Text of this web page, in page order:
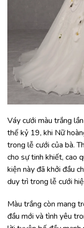
Váy cưới màu trắng
thế kỷ 19, khi Nữ
trong lễ cưới của bà.
cho sự tinh khiết, cao
kiện này đã khởi đầu
duy trì trong lễ cưới
Màu trắng còn mang
đầu mới và tình yêu